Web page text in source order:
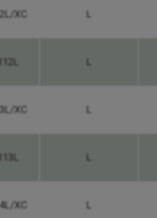
XC L
L
XC L
L
XC L